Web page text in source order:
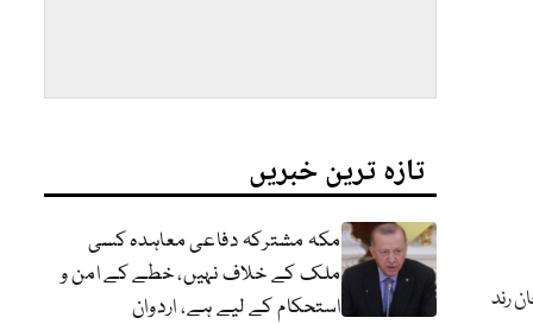
رند
تازہ ترین خبریں
مکہ مشترکہ دفاعی معاہدہ کسی
ملک کے خلاف نہیں، خطے کے امن و
استحکام کے لیے ہے، اردوان